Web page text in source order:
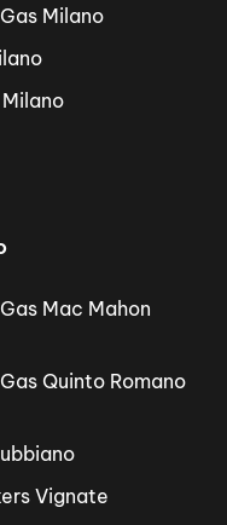
Milano
Mac Mahon
Quinto Romano
Vignate